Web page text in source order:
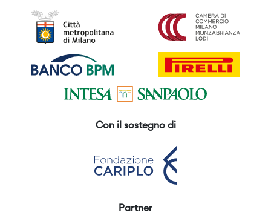
Con il sostegno di
Partner